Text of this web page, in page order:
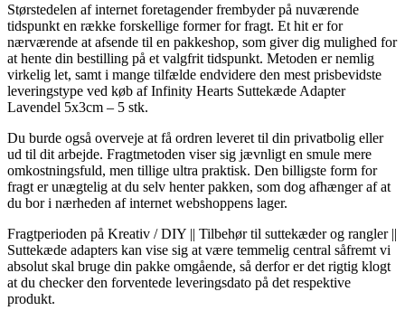
Størstedelen af internet foretagender frembyder på nuværende
tidspunkt en række forskellige former for fragt. Et hit er for
nærværende at afsende til en pakkeshop, som giver dig mulighed for
at hente din bestilling på et valgfrit tidspunkt. Metoden er nemlig
virkelig let, samt i mange tilfælde endvidere den mest prisbevidste
leveringstype ved køb af Infinity Hearts Suttekæde Adapter
Lavendel 5x3cm – 5 stk.
Du burde også overveje at få ordren leveret til din privatbolig eller
ud til dit arbejde. Fragtmetoden viser sig jævnligt en smule mere
omkostningsfuld, men tillige ultra praktisk. Den billigste form for
fragt er unægtelig at du selv henter pakken, som dog afhænger af at
du bor i nærheden af internet webshoppens lager.
Fragtperioden på Kreativ / DIY || Tilbehør til suttekæder og rangler ||
Suttekæde adapters kan vise sig at være temmelig central såfremt vi
absolut skal bruge din pakke omgående, så derfor er det rigtig klogt
at du checker den forventede leveringsdato på det respektive
produkt.